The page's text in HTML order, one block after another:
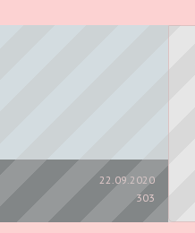
22.09.2020
303